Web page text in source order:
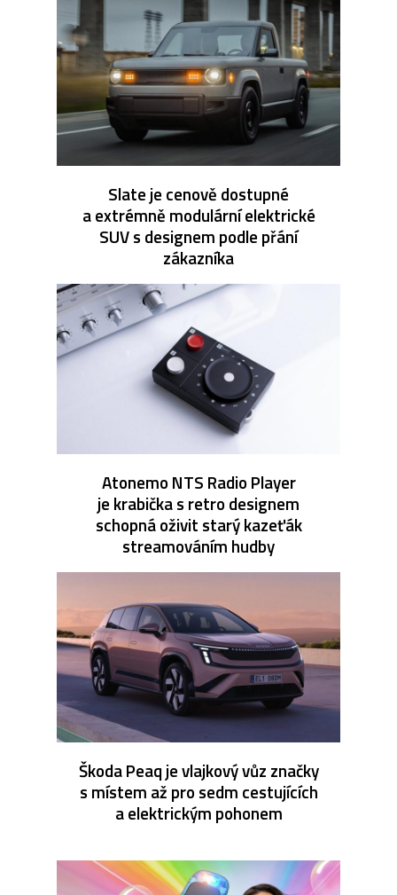
Slate je cenově dostupné
a extrémně modulární elektrické
SUV s designem podle přání
zákazníka
Atonemo NTS Radio Player
je krabička s retro designem
schopná oživit starý kazeťák
streamováním hudby
Škoda Peaq je vlajkový vůz značky
s místem až pro sedm cestujících
a elektrickým pohonem